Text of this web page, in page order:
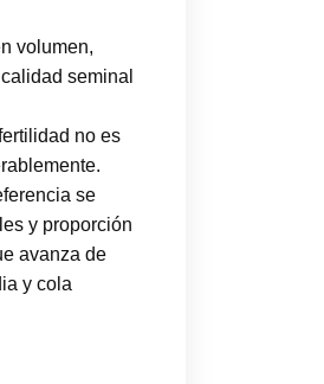
volumen,
seminal
no es
se
y proporción
avanza de
y cola